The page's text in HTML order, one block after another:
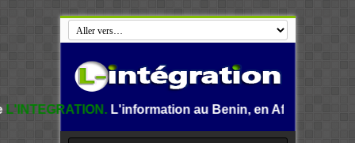
L'information au Benin, en Afrique et dans le monde.